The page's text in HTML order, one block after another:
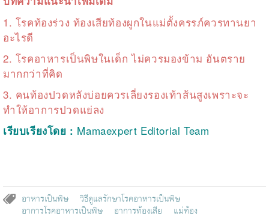
1. โรคท้องร่วง ท้องเสียท้องผูกในแม่ตั้งครรภ์ควรทานยา
อะไรดี
2. โรคอาหารเป็นพิษในเด็ก ไม่ควรมองข้าม อันตราย
มากกว่าที่คิด
3. คนท้องปวดหลังบ่อยควรเลี่ยงรองเท้าส้นสูงเพราะจะ
ทำให้อาการปวดแย่ลง
เรียบเรียงโดย : Mamaexpert Editorial Team
อาหารเป็นพิษ
วิธีดูแลรักษาโรคอาหารเป็นพิษ
อาการโรคอาหารเป็นพิษ
อาการท้องเสีย แม่ท้อง